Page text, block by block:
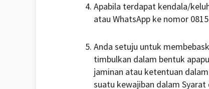
Apabila terdapat kendala/
atau WhatsApp ke nomor
Anda setuju untuk
timbulkan dalam bentuk
jaminan atau ketentuan
suatu kewajiban dalam